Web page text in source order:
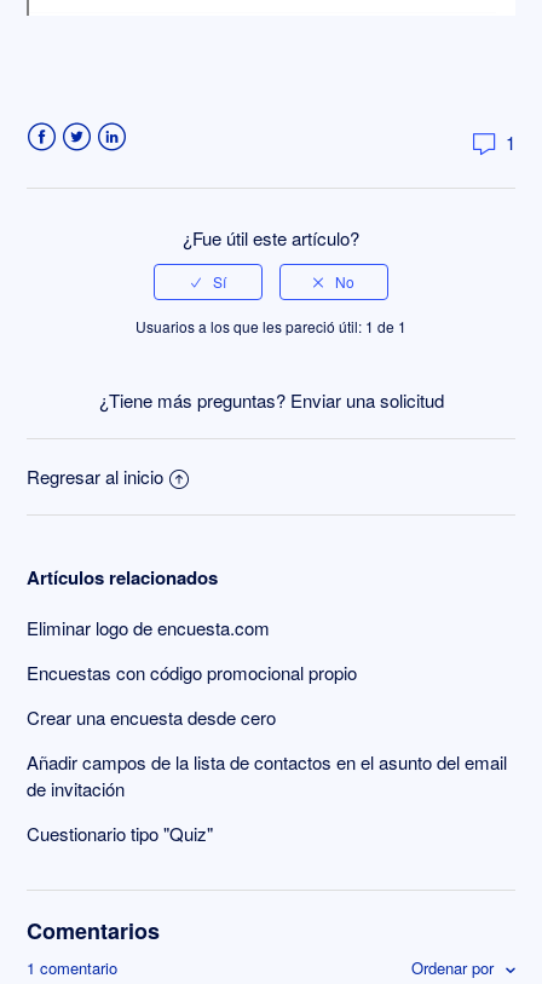
1
¿Fue útil este artículo?
Usuarios a los que les pareció útil: 1 de 1
¿Tiene más preguntas? Enviar una solicitud
Regresar al inicio
Artículos relacionados
Eliminar logo de encuesta.com
Encuestas con código promocional propio
Crear una encuesta desde cero
Añadir campos de la lista de contactos en el asunto del email
de invitación
Cuestionario tipo "Quiz"
Comentarios
1 comentario Ordenar por